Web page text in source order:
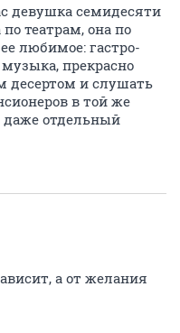
девушка семидесяти
театрам, она по
любимое: гастро-
прекрасно
десертом и слушать
в той же
даже отдельный
а от желания